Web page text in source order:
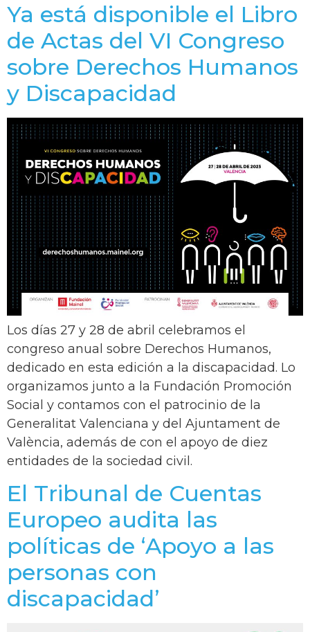
Ya está disponible el Libro
de Actas del VI Congreso
sobre Derechos Humanos
y Discapacidad
Los días 27 y 28 de abril celebramos el
congreso anual sobre Derechos Humanos,
dedicado en esta edición a la discapacidad. Lo
organizamos junto a la Fundación Promoción
Social y contamos con el patrocinio de la
Generalitat Valenciana y del Ajuntament de
València, además de con el apoyo de diez
entidades de la sociedad civil.
El Tribunal de Cuentas
Europeo audita las
políticas de ‘Apoyo a las
personas con
discapacidad’